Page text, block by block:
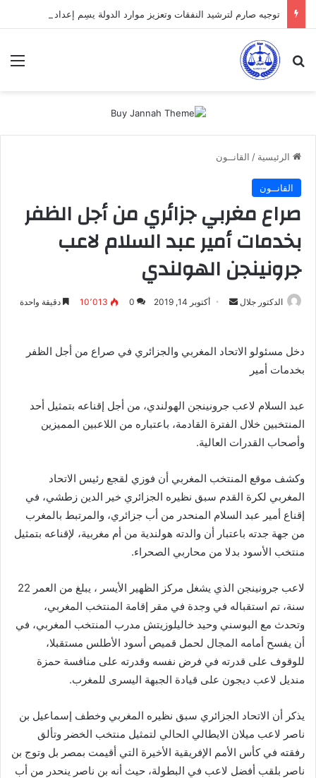
بحث عن
الرئيسية / القانــون
القانــون
صراع مغربي جزائري من أجل الظفر
بخدمات أمير عبد السلام لاعب
جرونينجن الهولندي
الدكتور جلال
أرسل أكتوبر 14, 2019 0 10٬013 دقيقة واحدة
دخل مسئولو الاتحاد المغربي والجزائري في صراع من أجل الظفر
بخدمات أمير
عبد السلام لاعب جرونينجن الهولندي، من أجل إقناعه بتمثيل أحد
المنتخبين خلال الفترة القادمة، باعتباره من اللاعبين المميزين
وأصحاب القدرات العالية.
وكشف موقع المنتخب المغربي أن فوزي لقجع رئيس الاتحاد
المغربي لكرة القدم سبق نظيره الجزائري خير الدين زطشي، في
إقناع أمير عبد السلام المنحدر من أب جزائري، والمرتبط بالمغرب
من جهة جدته باعتبار أن والدته هولندية من أم مغربية، لإقناعه بتمثيل
منتخب الأسود بدلا من محاربي الصحراء.
لاعب جرونينجن الذي يشغل مركز الظهير الأيسر ، يبلغ من العمر 22
سنة، تم استقباله في وجدة في مقر إقامة المنتخب المغربي،
وتحدث مع البوسني وحيد خاليلوزيتش مدرب المنتخب المغربي، في
أن يفسح أمامه المجال لحمل قميص أسود الأطلس مستقبلا،
للوقوف على قدرته في فرض نفسه وقدرته على منافسة حمزة
منديل لاعب ديجون على قيادة الجبهة اليسرى للمغرب.
يذكر أن الاتحاد الجزائري سبق نظيره المغربي وخطف إسماعيل بن
ناصر لاعب ميلان الايطالي الحالي لتمثيل منتخب الخضر وتألق
رفقته في كأس الأمم الإفريقية الأخيرة التي أقيمت بمصر بل وتوج بن
ناصر بلقب أفضل لاعب في البطولة، حيث أنه بن ناصر ينحدر من أب